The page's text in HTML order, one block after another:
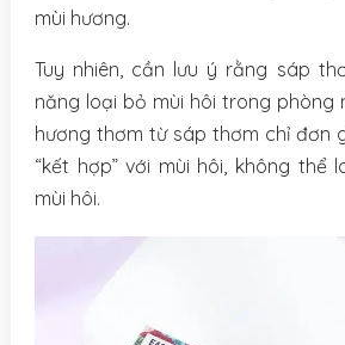
mùi hương.
Tuy nhiên, cần lưu ý rằng sáp
năng loại bỏ mùi hôi trong phòng
hương thơm từ sáp thơm chỉ đơn
“kết hợp” với mùi hôi, không thể
mùi hôi.